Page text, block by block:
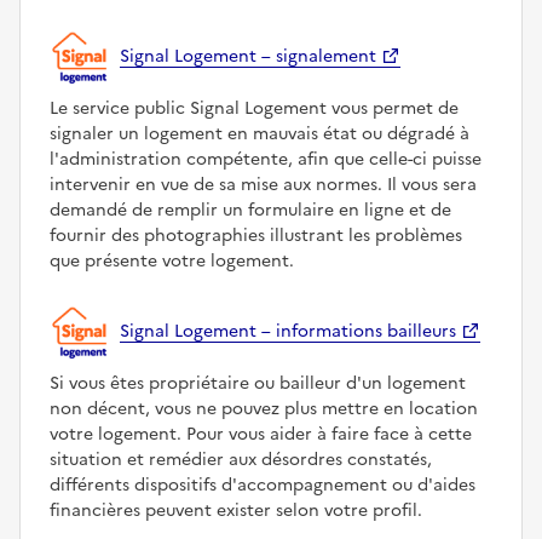
Signal Logement – signalement
Le service public Signal Logement vous permet de
signaler un logement en mauvais état ou dégradé à
l'administration compétente, afin que celle-ci puisse
intervenir en vue de sa mise aux normes. Il vous sera
demandé de remplir un formulaire en ligne et de
fournir des photographies illustrant les problèmes
que présente votre logement.
Signal Logement – informations bailleurs
Si vous êtes propriétaire ou bailleur d'un logement
non décent, vous ne pouvez plus mettre en location
votre logement. Pour vous aider à faire face à cette
situation et remédier aux désordres constatés,
différents dispositifs d'accompagnement ou d'aides
financières peuvent exister selon votre profil.